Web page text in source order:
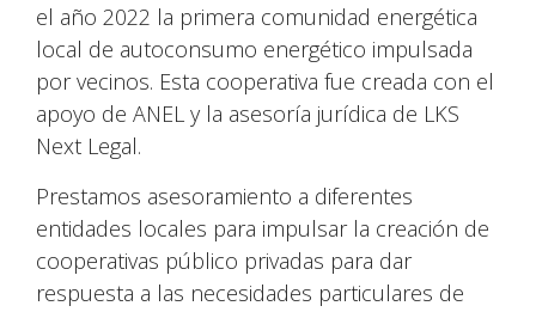
el año 2022 la primera comunidad energética
local de autoconsumo energético impulsada
por vecinos. Esta cooperativa fue creada con el
apoyo de ANEL y la asesoría jurídica de LKS
Next Legal.
Prestamos asesoramiento a diferentes
entidades locales para impulsar la creación de
cooperativas público privadas para dar
respuesta a las necesidades particulares de